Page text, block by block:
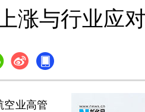
涨与行业应对
业高管